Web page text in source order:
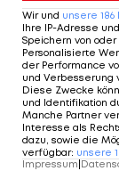
Wir und unsere 186
Ihre IP-Adresse
Speichern von
Personalisierte
der Performance
und Verbesserung
Diese Zwecke
und Identifikation
Manche Partner
Interesse als
dazu, sowie die
verfügbar: unsere
Impressum